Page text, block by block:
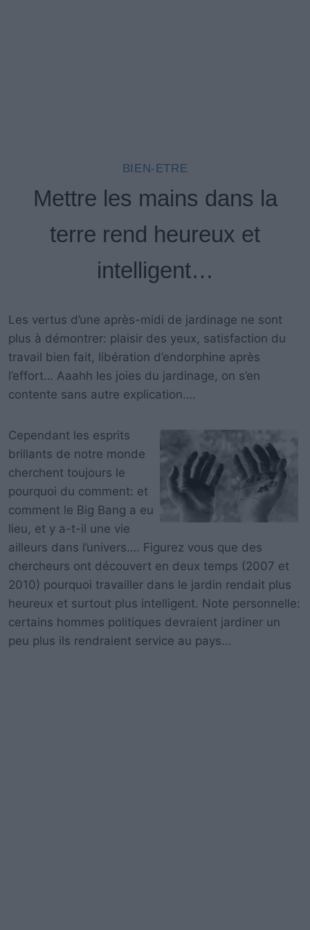
BIEN-ETRE
Mettre les mains dans la
terre rend heureux et
intelligent…
Les vertus d’une après-midi de jardinage ne sont
plus à démontrer: plaisir des yeux, satisfaction du
travail bien fait, libération d’endorphine après
l’effort… Aaahh les joies du jardinage, on s’en
contente sans autre explication….
Cependant les esprits
brillants de notre monde
cherchent toujours le
pourquoi du comment: et
comment le Big Bang a eu
lieu, et y a-t-il une vie
ailleurs dans l’univers…. Figurez vous que des
chercheurs ont découvert en deux temps (2007 et
2010) pourquoi travailler dans le jardin rendait plus
heureux et surtout plus intelligent. Note personnelle:
certains hommes politiques devraient jardiner un
peu plus ils rendraient service au pays…